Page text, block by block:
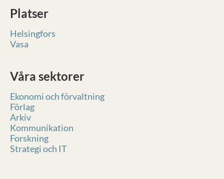
Platser
Helsingfors
Vasa
Våra sektorer
Ekonomi och förvaltning
Förlag
Arkiv
Kommunikation
Forskning
Strategi och IT